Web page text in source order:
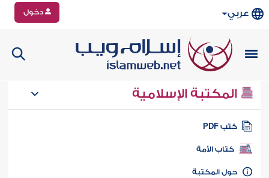
عربي دخول
المكتبة الإسلامية
كتب PDF
كتاب الأمة